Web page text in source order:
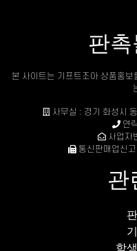
판
본 사이트는 기프트조아 상품홍
사무실 : 경기 화성시
연
사업자
통신판매업신
관
학